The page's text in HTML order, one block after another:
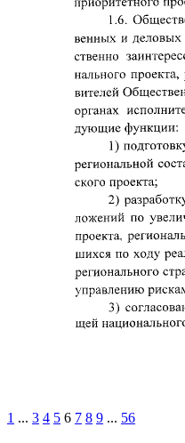
1 ... 3 4 5 6 7 8 9 ... 56